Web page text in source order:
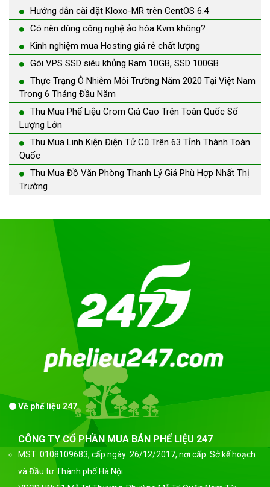
Hướng dẫn cài đặt Kloxo-MR trên CentOS 6.4
Có nên dùng công nghệ ảo hóa Kvm không?
Kinh nghiệm mua Hosting giá rẻ chất lượng
Gói VPS SSD siêu khủng Ram 10GB, SSD 100GB
Thực Trạng Ô Nhiễm Môi Trường Năm 2020 Tại Việt Nam
Trong 6 Tháng Đầu Năm
Thu Mua Phế Liệu Crom Giá Cao Trên Toàn Quốc Số
Lượng Lớn
Thu Mua Linh Kiện Điện Tử Cũ Trên 63 Tỉnh Thành Toàn
Quốc
Thu Mua Đồ Văn Phòng Thanh Lý Giá Phù Hợp Nhất Thị
Trường
Về phế liệu 247
CÔNG TY CỔ PHẦN MUA BÁN PHẾ LIỆU 247
MST: 0108109683, cấp ngày: 26/12/2017, nơi cấp: Sở kế hoạch
và Đầu tư Thành phố Hà Nội